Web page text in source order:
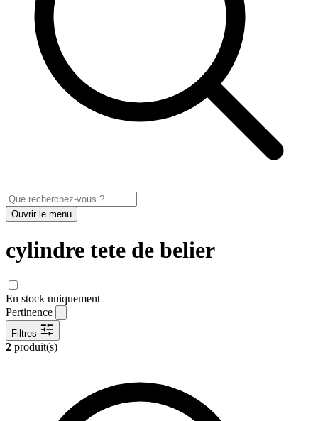
Ouvrir le menu
cylindre tete de belier
En stock uniquement
Pertinence
Filtres
2 produit(s)